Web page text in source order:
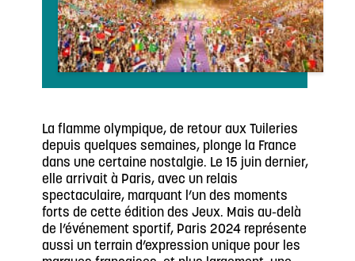
La flamme olympique, de retour aux Tuileries
depuis quelques semaines, plonge la France
dans une certaine nostalgie. Le 15 juin dernier,
elle arrivait à Paris, avec un relais
spectaculaire, marquant l’un des moments
forts de cette édition des Jeux. Mais au-delà
de l’événement sportif, Paris 2024 représente
aussi un terrain d’expression unique pour les